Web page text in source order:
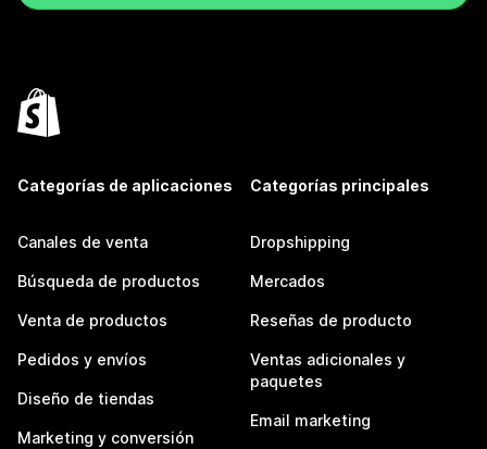
Categorías de aplicaciones
Canales de venta
Búsqueda de productos
Venta de productos
Pedidos y envíos
Diseño de tiendas
Marketing y conversión
Categorías principales
Dropshipping
Mercados
Reseñas de producto
Ventas adicionales y
paquetes
Email marketing